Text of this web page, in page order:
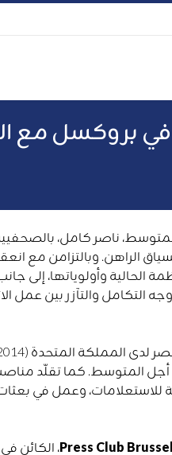
في بروكسل مع
من أجل المتوسط، ناصر كامل،
الراهن. وبالتزامن مع
وأولوياتها، إلى جانب
التكامل والتآزر بين عمل
التي أطلقت الاتحاد من أجل المتوسط.
للاستعلامات، وعمل في
Press Club